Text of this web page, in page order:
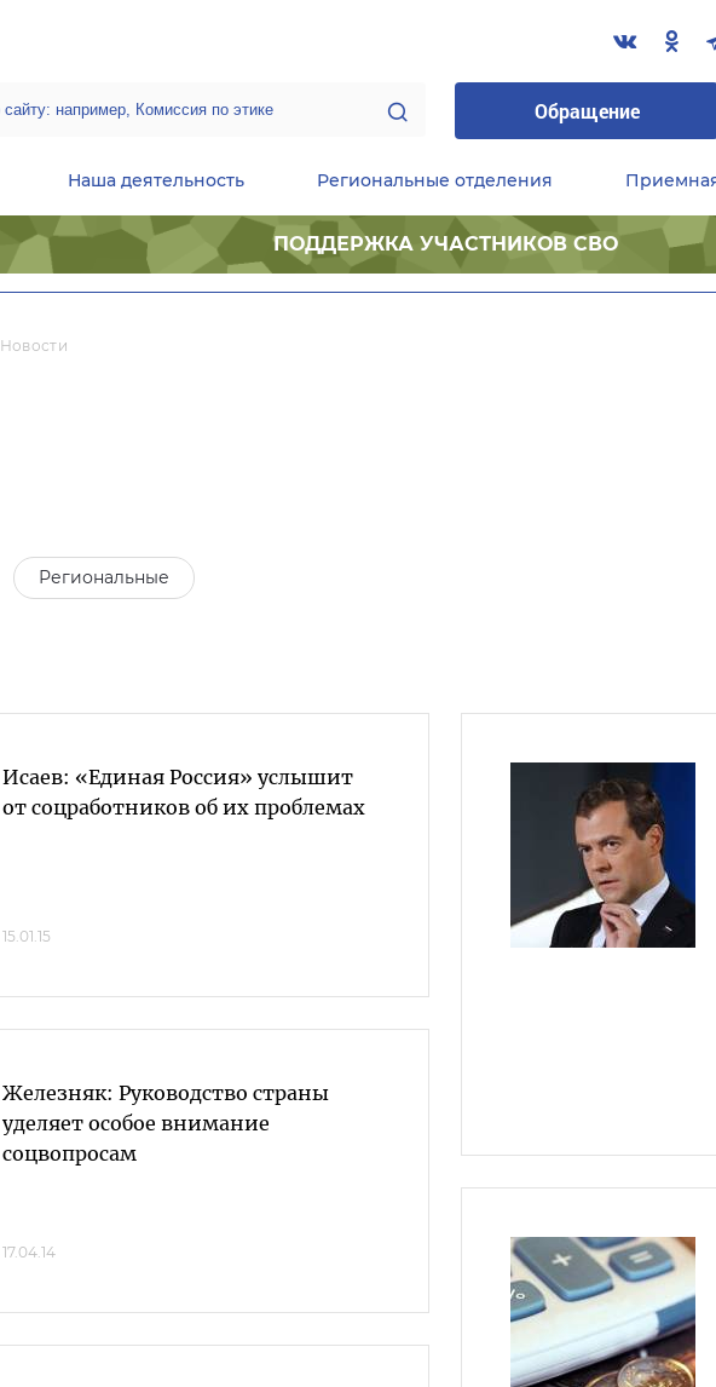
Обращение
Наша деятельность Региональные отделения
ПОДДЕРЖКА УЧАСТНИКОВ СВО
Новости
Региональные
Исаев: «Единая Россия» услышит
от соцработников об их проблемах
15.01.15
Железняк: Руководство страны
уделяет особое внимание
соцвопросам
17.04.14